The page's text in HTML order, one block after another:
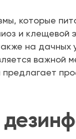
которые
и
на дачных
важной